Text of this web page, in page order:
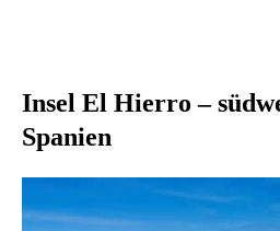
Insel El Hierro –
Spanien